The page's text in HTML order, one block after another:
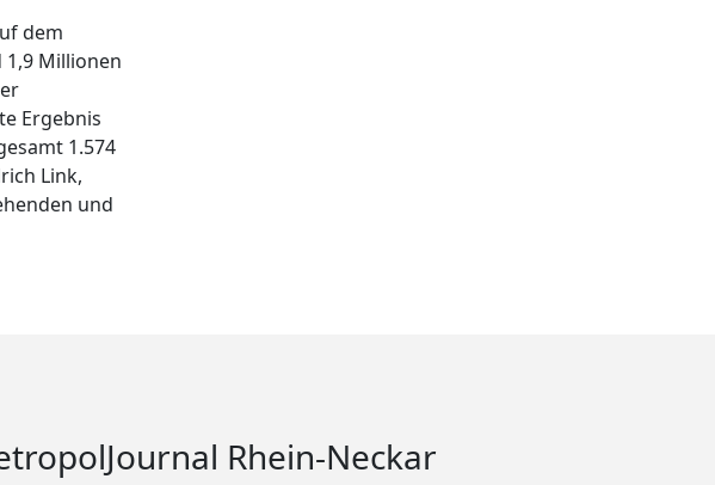
dem
1,9 Millionen
Ergebnis
1.574
Link,
und
– Tatverdächtiger ermittelt
Rhein-Neckar